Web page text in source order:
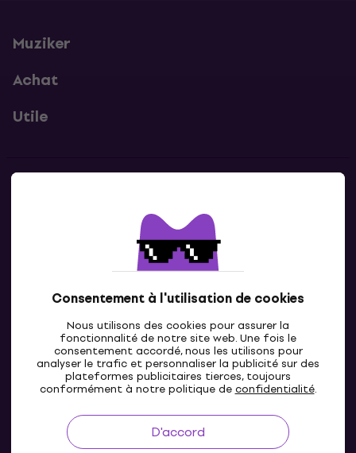
Consentement à l'utilisation de cookies
Nous utilisons des cookies pour assurer la
fonctionnalité de notre site web. Une fois le
consentement accordé, nous les utilisons pour
analyser le trafic et personnaliser la publicité sur des
plateformes publicitaires tierces, toujours
conformément à notre politique deconfidentialité.
D'accord
Muziker
Achat
Utile
Contacte nous
LU